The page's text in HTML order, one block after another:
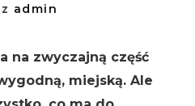
admin
na zwyczajną część
miejską. Ale